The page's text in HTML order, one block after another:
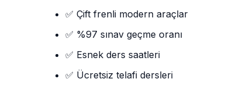
✅ Çift frenli modern araçlar
✅ %97 sınav geçme oranı
✅ Esnek ders saatleri
✅ Ücretsiz telafi dersleri